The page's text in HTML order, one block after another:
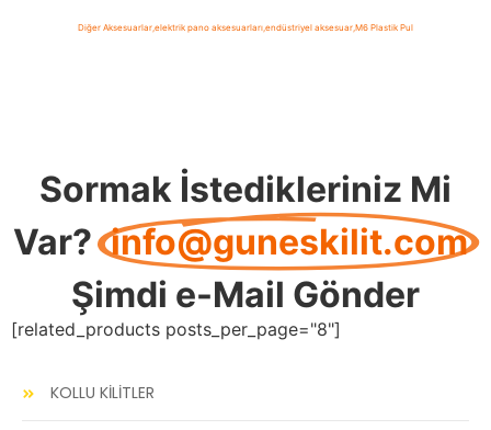
Diğer Aksesuarlar,elektrik pano aksesuarları,endüstriyel aksesuar,M6 Plastik Pul
Sormak İstedikleriniz Mi
Var? info@guneskilit.com
Şimdi e-Mail Gönder
[related_products posts_per_page="8"]
KOLLU KİLİTLER